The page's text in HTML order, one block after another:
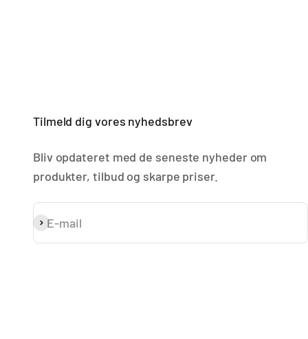
Tilmeld dig vores nyhedsbrev
Bliv opdateret med de seneste nyheder om
produkter, tilbud og skarpe priser.
E-mail
Abonnér